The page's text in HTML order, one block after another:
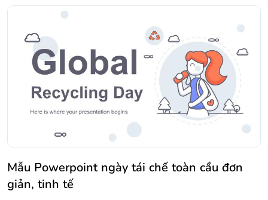
tháng XNUMX sẽ là Ngày Toàn cầu Không Thuốc trừ sâu
với mục đích giảm việc sử dụng các sản phẩm đó. Chúng
tôi thích một cách tiếp cận vui vẻ hơn để mọi người có thể
nhìn vào tương lai với hy vọng, vì vậy chúng tôi đã sử
dụng nhãn dán, một số hình ảnh của nông dân và tông
màu xanh lá cây trong các slide này. Điều chỉnh nội dung
là tùy thuộc vào bạn!
Mẫu Powerpoint ngày tái chế toàn cầu đơn
giản, tinh tế